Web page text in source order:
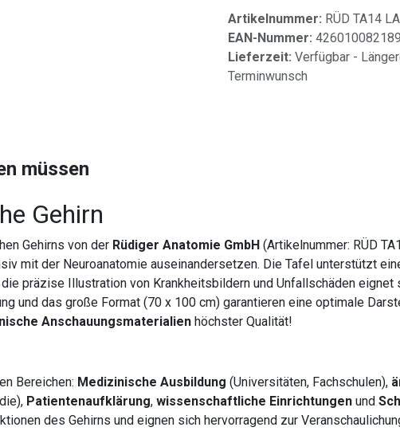
Artikelnummer: RÜD TA14
EAN-Nummer:
Lieferzeit: Verfügbar -
Terminwunsch
müssen
Gehirn
Gehirns von der Rüdiger Anatomie GmbH (Artikelnummer: RÜD
mit der Neuroanatomie auseinandersetzen. Die Tafel unterstützt
präzise Illustration von Krankheitsbildern und Unfallschäden
und das große Format (70 x 100 cm) garantieren eine optimale
Anschauungsmaterialien höchster Qualität!
Bereichen: Medizinische Ausbildung (Universitäten, Fachschulen),
Patientenaufklärung,wissenschaftliche Einrichtungen und
des Gehirns und eignen sich hervorragend zur